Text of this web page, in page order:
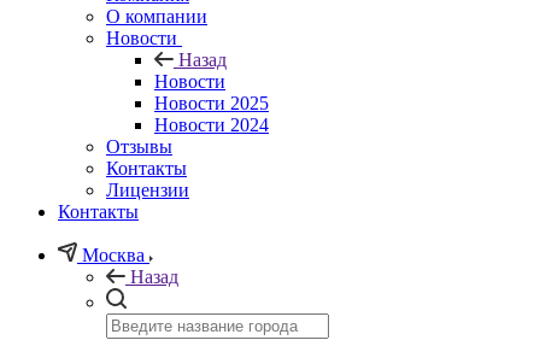
О компании
Новости
Назад
Новости
Новости 2025
Новости 2024
Отзывы
Контакты
Лицензии
Контакты
Москва
Назад